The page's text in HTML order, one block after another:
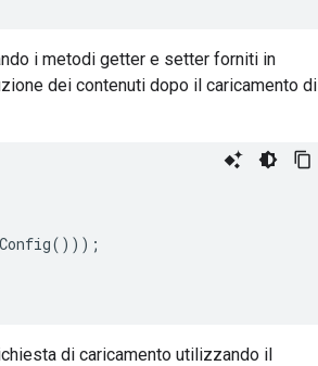
i metodi getter e setter forniti in
dei contenuti dopo il caricamento di
()));
di caricamento utilizzando il